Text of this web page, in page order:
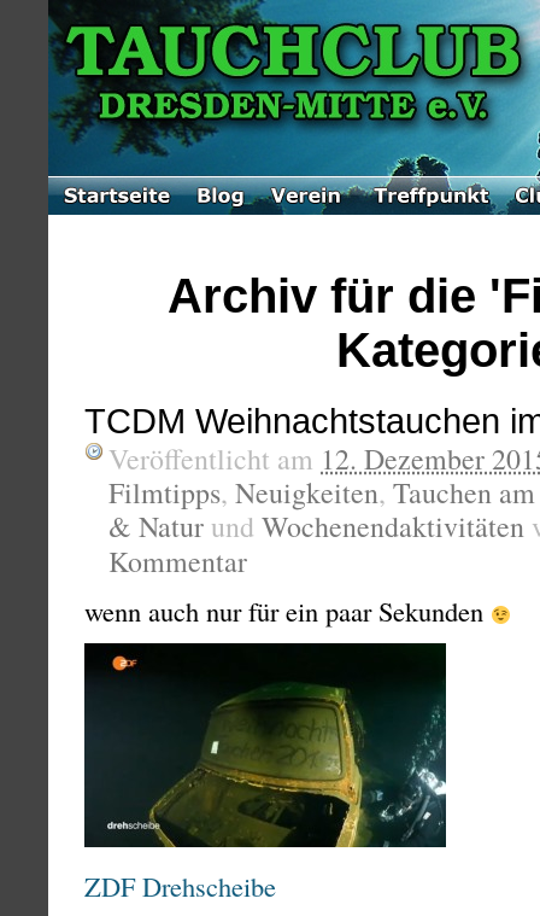
Archiv für die
TCDM Weihnachtstauchen
Veröffentlicht am 12. Dezember
Filmtipps, Neuigkeiten, Tauchen
& Natur und Wochenendaktivitäten
Kommentar
wenn auch nur für ein paar Sekunden
ZDF Drehscheibe